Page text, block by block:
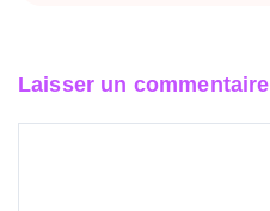
Laisser un commentaire